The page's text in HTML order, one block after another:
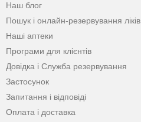
Наш блог
Пошук і онлайн-резервування ліків
Наші аптеки
Програми для клієнтів
Довідка і Служба резервування
Застосунок
Запитання і відповіді
Оплата і доставка